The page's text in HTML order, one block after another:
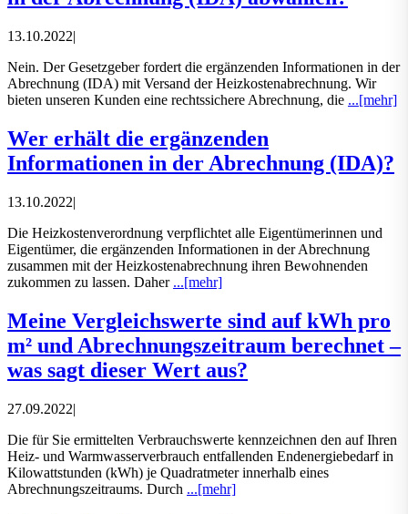
13.10.2022|
Nein. Der Gesetzgeber fordert die ergänzenden Informationen in der
Abrechnung (IDA) mit Versand der Heizkostenabrechnung. Wir
bieten unseren Kunden eine rechtssichere Abrechnung, die ...[mehr]
Wer erhält die ergänzenden
Informationen in der Abrechnung (IDA)?
13.10.2022|
Die Heizkostenverordnung verpflichtet alle Eigentümerinnen und
Eigentümer, die ergänzenden Informationen in der Abrechnung
zusammen mit der Heizkostenabrechnung ihren Bewohnenden
zukommen zu lassen. Daher ...[mehr]
Meine Vergleichswerte sind auf kWh pro
m² und Abrechnungszeitraum berechnet –
was sagt dieser Wert aus?
27.09.2022|
Die für Sie ermittelten Verbrauchswerte kennzeichnen den auf Ihren
Heiz- und Warmwasserverbrauch entfallenden Endenergiebedarf in
Kilowattstunden (kWh) je Quadratmeter innerhalb eines
Abrechnungszeitraums. Durch ...[mehr]